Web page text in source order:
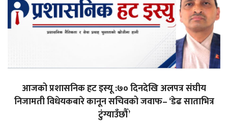
आजको प्रशासनिक हट इस्यू :७० दिनदेखि अलपत्र संघीय
निजामती विधेयकबारे कानून सचिवको जवाफ– ‘डेढ साताभित्र
टुंग्याउँछौँ’